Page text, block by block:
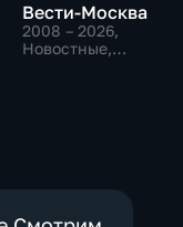
Вести-Москва
2008 – 2026,
Новостные,